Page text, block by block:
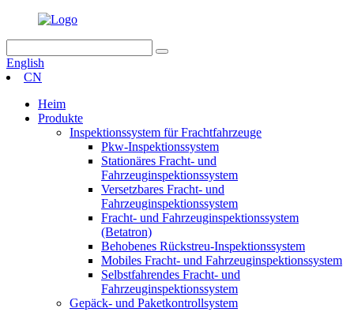
English
CN
Heim
Produkte
Inspektionssystem für Frachtfahrzeuge
Pkw-Inspektionssystem
Stationäres Fracht- und
Fahrzeuginspektionssystem
Versetzbares Fracht- und
Fahrzeuginspektionssystem
Fracht- und Fahrzeuginspektionssystem
(Betatron)
Behobenes Rückstreu-Inspektionssystem
Mobiles Fracht- und Fahrzeuginspektionssystem
Selbstfahrendes Fracht- und
Fahrzeuginspektionssystem
Gepäck- und Paketkontrollsystem